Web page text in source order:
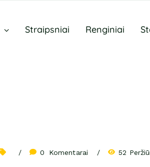
Straipsniai Renginiai
0 Komentarai 52